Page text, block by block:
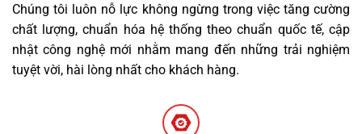
Chúng tôi luôn nỗ lực không ngừng trong việc tăng cường
chất lượng, chuẩn hóa hệ thống theo chuẩn quốc tế, cập
nhật công nghệ mới nhằm mang đến những trải nghiệm
tuyệt vời, hài lòng nhất cho khách hàng.